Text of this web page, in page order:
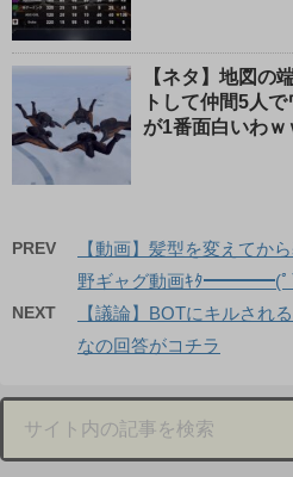
【ネタ】地図の
トして仲間5人
が1番面白いわｗ
PREV
【動画】髪型を変えてか
野ギャグ動画ｷﾀ
NEXT
【議論】BOTにキルされ
なの回答がコチラ